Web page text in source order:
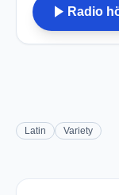
play_arrow Radio
Latin Variety